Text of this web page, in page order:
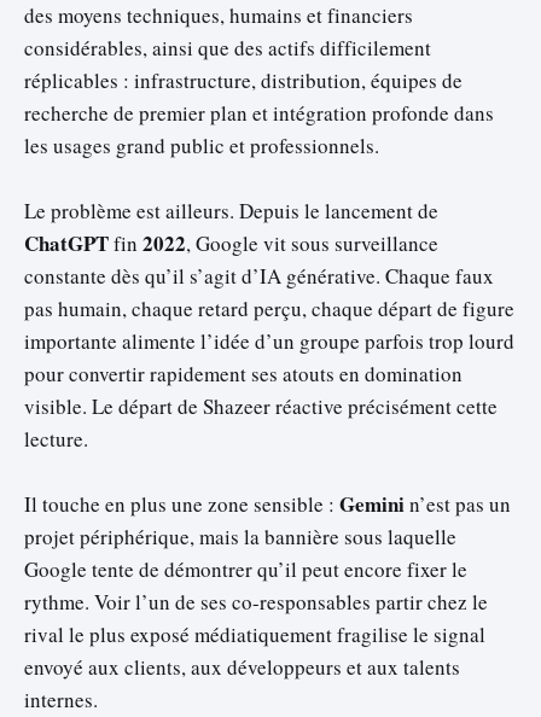
des moyens techniques, humains et financiers
considérables, ainsi que des actifs difficilement
réplicables : infrastructure, distribution, équipes de
recherche de premier plan et intégration profonde dans
les usages grand public et professionnels.
Le problème est ailleurs. Depuis le lancement de
ChatGPTfin 2022, Google vit sous surveillance
constante dès qu’il s’agit d’IA générative. Chaque faux
pas humain, chaque retard perçu, chaque départ de figure
importante alimente l’idée d’un groupe parfois trop lourd
pour convertir rapidement ses atouts en domination
visible. Le départ de Shazeer réactive précisément cette
lecture.
Il touche en plus une zone sensible : Geminin’est pas un
projet périphérique, mais la bannière sous laquelle
Google tente de démontrer qu’il peut encore fixer le
rythme. Voir l’un de ses co-responsables partir chez le
rival le plus exposé médiatiquement fragilise le signal
envoyé aux clients, aux développeurs et aux talents
internes.